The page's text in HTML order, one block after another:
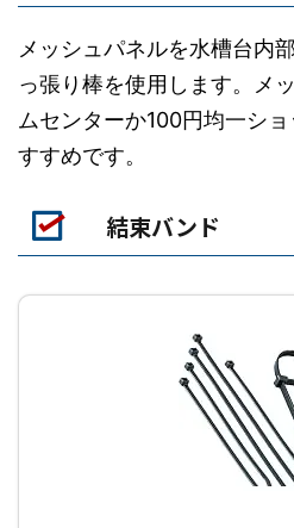
メッシュパネルを水槽台内
っ張り棒を使用します。メ
ムセンターか100円均一シ
すすめです。
結束バンド